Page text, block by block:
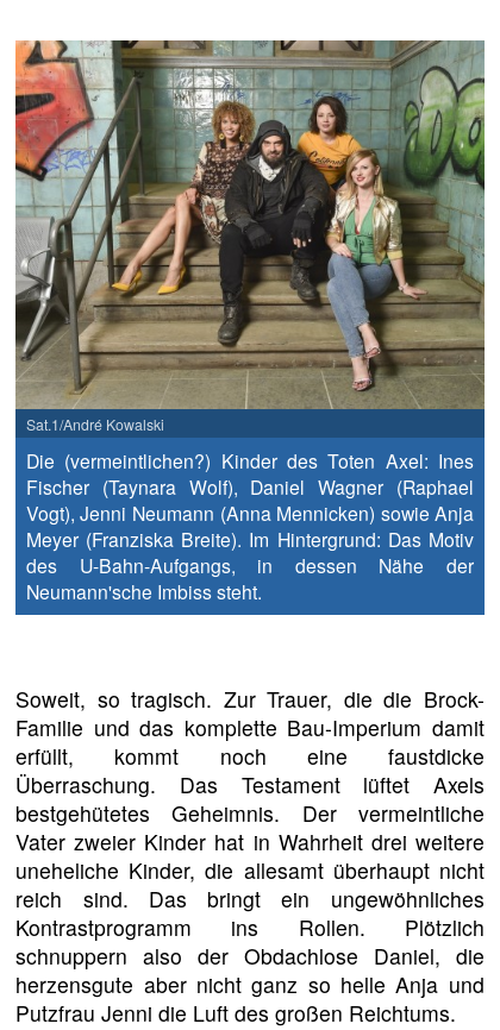
Sat.1/André Kowalski
Die (vermeintlichen?) Kinder des Toten Axel: Ines
Fischer (Taynara Wolf), Daniel Wagner (Raphael
Vogt), Jenni Neumann (Anna Mennicken) sowie Anja
Meyer (Franziska Breite). Im Hintergrund: Das Motiv
des U-Bahn-Aufgangs, in dessen Nähe der
Neumann'sche Imbiss steht.
Soweit, so tragisch. Zur Trauer, die die Brock-
Familie und das komplette Bau-Imperium damit
erfüllt, kommt noch eine faustdicke
Überraschung. Das Testament lüftet Axels
bestgehütetes Geheimnis. Der vermeintliche
Vater zweier Kinder hat in Wahrheit drei weitere
uneheliche Kinder, die allesamt überhaupt nicht
reich sind. Das bringt ein ungewöhnliches
Kontrastprogramm ins Rollen. Plötzlich
schnuppern also der Obdachlose Daniel, die
herzensgute aber nicht ganz so helle Anja und
Putzfrau Jenni die Luft des großen Reichtums.